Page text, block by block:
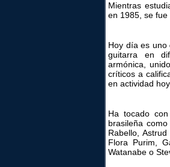
Mientras
en 1985, se fue
Hoy día es uno
guitarra en
armónica,
críticos a
en actividad
Ha tocado
brasileña
Rabello,
Flora Purim,
Watanabe o